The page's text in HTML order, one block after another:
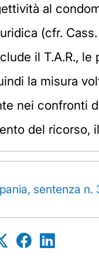
al
(cfr.
il T.A.R.,
la misura
nei confronti
del ricorso,
sentenza